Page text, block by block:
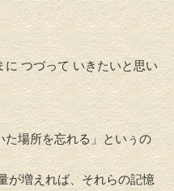
つづって いきたいと思い
た場所を忘れる」といぅの
が増えれば、それらの記憶